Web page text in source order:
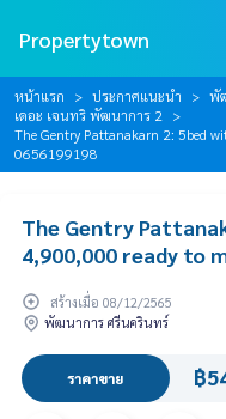
Propertytown
หน้าแรก ประกาศแนะนำ
พั
เดอะ เจนทริ พัฒนาการ 2
The Gentry Pattanakarn 2: 5bed
0656199198
The Gentry
4,900,000 ready to
สร้างเมื่อ 08/12/2565
พัฒนาการ ศรีนครินทร์
ราคาขาย ฿